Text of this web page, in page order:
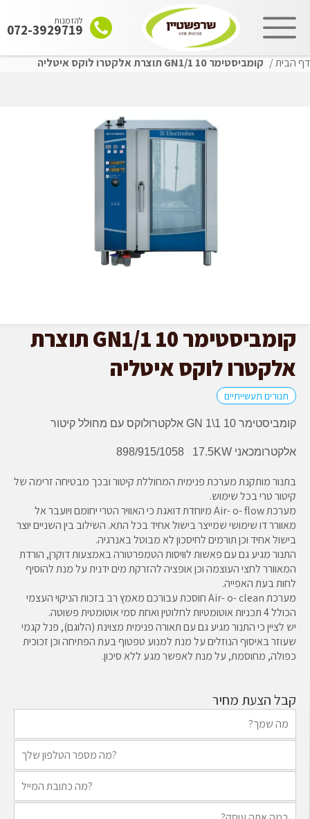
שִׂים
להזמנות
072-3929719
דף הבית/ קומביסטימר 10 GN1/1 תוצרת אלקטרו לוקס איטליה
קומביסטימר 10 GN1/1 תוצרת
אלקטרו לוקס איטליה
תנורים תעשייתיים
קומביסטימר 10 GN 1\1 אלקטרולוקס עם מחולל קיטור
אלקטרומכאני KW
17.5
898/915/1058
בתנור מותקנת מערכת פנימית המחוללת קיטור ובכך מבטיחה זרימה של
קיטור טרי בכל שימוש.
מערכת Air- o- flow מיוחדת דואגת כי האוויר הטרי יחומם ויועבר אל
מאוורר דו שימושי שמייצר בישול אחיד בכל התא. השילוב בין השניים יוצר
בישול אחיד וכן תורמים לחיסכון לא מבוטל באנרגיה.
התנור מגיע גם עם פאשות לוויסות הטמפרטורה באמצעות דוקרן, הורדת
המאוורר לחצי העוצמה וכן אופציה להזרקת מים ידנית על מנת להוסיף
לחות בעת האפייה.
מערכת Air- o- clean חוסכת עבורכם מאמץ רב בזכות הניקוי העצמי
הכולל 4 תכניות אוטומטיות לחלוטין ואחת סמי אוטומטית פשוטה.
יש לציין כי התנור מגיע גם עם תאורה פנימית מצוינת (הלוגם), פנל קגמי
שעוזר באיסוף הנוזלים על מנת למנוע טפטוף בעת הפתיחה וכן זכוכית
כפולה, מחוסמת, על מנת לאפשר מגע ללא סיכון.
קבל הצעת מחיר